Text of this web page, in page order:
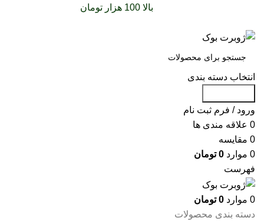
بالا 100 هزار تومان
انتخاب دسته بندی
ورود / فرم ثبت نام
0 علاقه مندی ها
0 مقایسه
0 موارد 0 تومان
فهرست
0 موارد 0 تومان
دسته بندی محصولات